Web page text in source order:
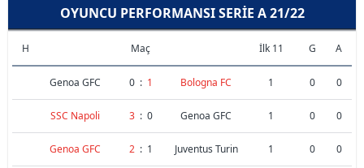
OYUNCU PERFORMANSI SERIE A 21/22
H Maç İlk 11 G A
Genoa GFC 0 : 1 Bologna FC 1 0 0
SSC Napoli 3 : 0 Genoa GFC 1 0 0
Genoa GFC 2 : 1 Juventus Turin 1 0
0